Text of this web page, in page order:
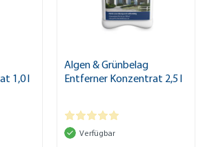
1,0 l
Algen & Grünbelag
Entferner Konzentrat 2,5 l
Verfügbar